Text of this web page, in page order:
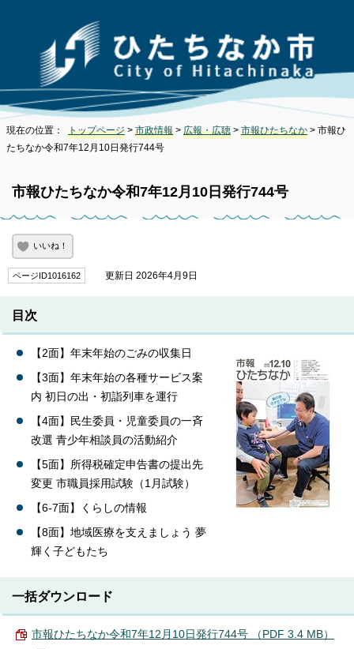
現在の位置： トップページ > 市政情報 > 広報・広聴 > 市報ひたちなか > 市報ひ
たちなか令和7年12月10日発行744号
市報ひたちなか令和7年12月10日発行744号
いいね！
ページID1016162 更新日 2026年4月9日
目次
【2面】年末年始のごみの収集日
【3面】年末年始の各種サービス案
内 初日の出・初詣列車を運行
【4面】民生委員・児童委員の一斉
改選 青少年相談員の活動紹介
【5面】所得税確定申告書の提出先
変更 市職員採用試験（1月試験）
【6-7面】くらしの情報
【8面】地域医療を支えましょう 夢
輝く子どもたち
一括ダウンロード
市報ひたちなか令和7年12月10日発行744号 （PDF 3.4 MB）